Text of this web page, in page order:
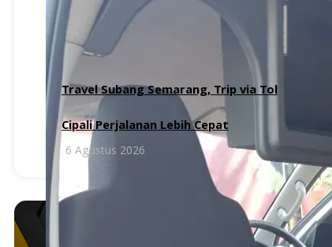
Travel Subang Semarang, Trip via Tol
Cipali Perjalanan Lebih Cepat
6 Agustus 2026